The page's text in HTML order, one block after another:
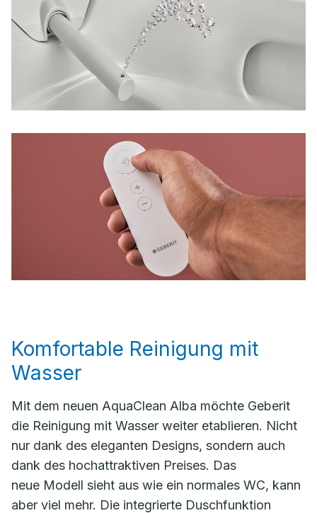
Komfortable Reinigung mit
Wasser
Mit dem neuen AquaClean Alba möchte Geberit
die Reinigung mit Wasser weiter etablieren. Nicht
nur dank des eleganten Designs, sondern auch
dank des hochattraktiven Preises. Das
neue Modell sieht aus wie ein normales WC, kann
aber viel mehr. Die integrierte Duschfunktion